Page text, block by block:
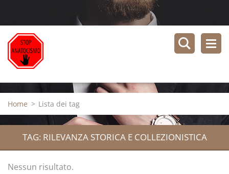
Home > Lista dei tag
TAG: RILEVANZA STORICA E COLLEZIONISTICA
Nessun risultato.